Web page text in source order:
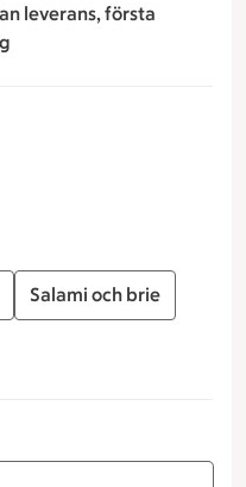
leverans, första
Salami och brie